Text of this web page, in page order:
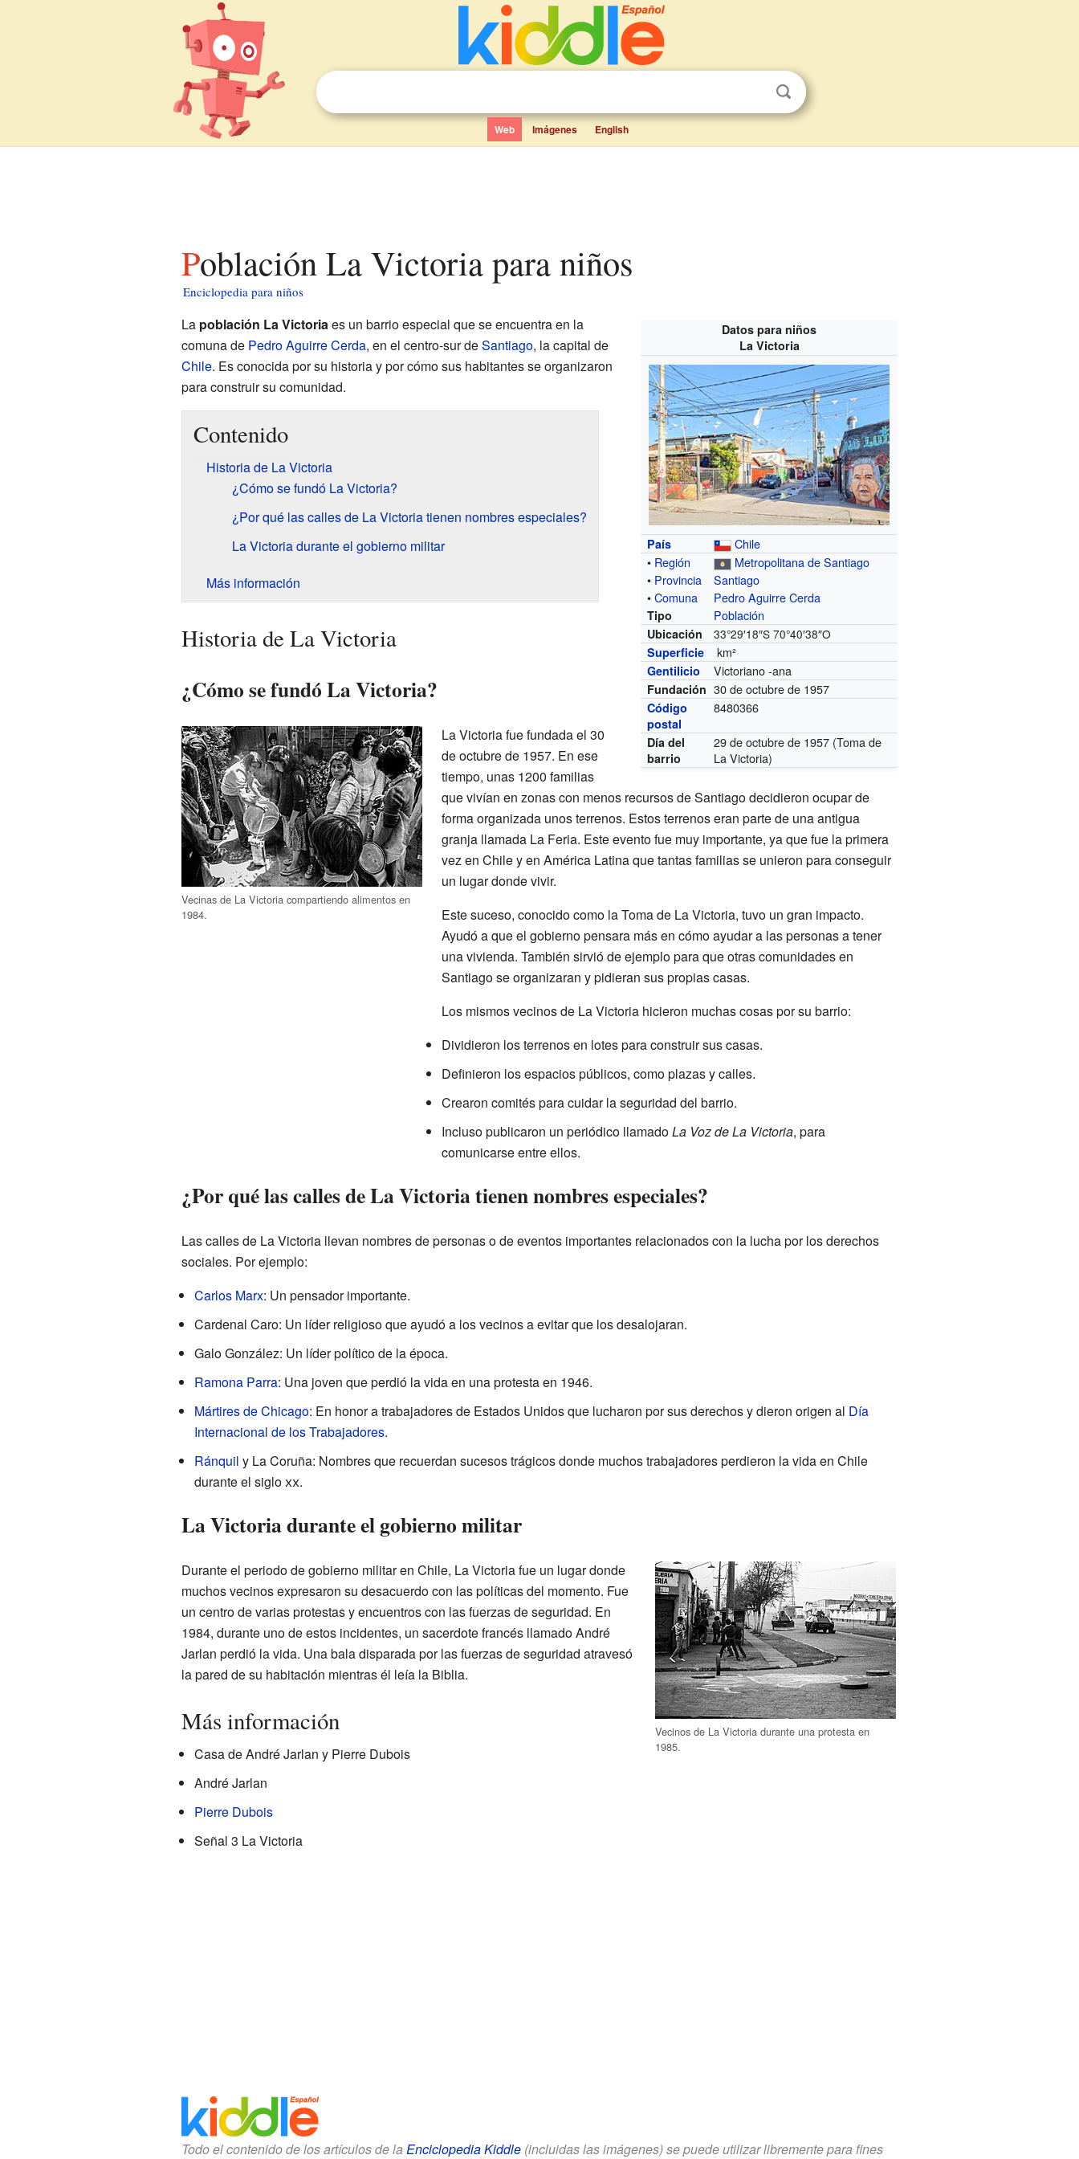
Web Imágenes English
Población La Victoria para niños
Enciclopedia para niños
Datos para niños
La Victoria
País
Chile
• Región
Metropolitana de Santiago
• Provincia
Santiago
•Comuna Pedro Aguirre Cerda
Tipo Población
Ubicación 33°29′18″S 70°40′38″O
Superficie
km²
Gentilicio Victoriano -ana
Fundación 30 de octubre de 1957
Código
postal
8480366
Día del
barrio
29 de octubre de 1957 (Toma de
La Victoria)
La población La Victoriaes un barrio especial que se encuentra en la
comuna de Pedro Aguirre Cerda, en el centro-sur deSantiago, la capital de
Chile. Es conocida por su historia y por cómo sus habitantes se organizaron
para construir su comunidad.
Contenido
Historia de La Victoria
¿Cómo se fundó La Victoria?
¿Por qué las calles de La Victoria tienen nombres especiales?
La Victoria durante el gobierno militar
Más información
Historia de La Victoria
¿Cómo se fundó La Victoria?
Vecinas de La Victoria compartiendo alimentos en
1984.
La Victoria fue fundada el 30
de octubre de 1957. En ese
tiempo, unas 1200 familias
que vivían en zonas con menos recursos de Santiago decidieron ocupar de
forma organizada unos terrenos. Estos terrenos eran parte de una antigua
granja llamada La Feria. Este evento fue muy importante, ya que fue la primera
vez en Chile y en América Latina que tantas familias se unieron para conseguir
un lugar donde vivir.
Este suceso, conocido como la Toma de La Victoria, tuvo un gran impacto.
Ayudó a que el gobierno pensara más en cómo ayudar a las personas a tener
una vivienda. También sirvió de ejemplo para que otras comunidades en
Santiago se organizaran y pidieran sus propias casas.
Los mismos vecinos de La Victoria hicieron muchas cosas por su barrio:
Dividieron los terrenos en lotes para construir sus casas.
Definieron los espacios públicos, como plazas y calles.
Crearon comités para cuidar la seguridad del barrio.
Incluso publicaron un periódico llamadoLa Voz de La Victoria, para
comunicarse entre ellos.
¿Por qué las calles de La Victoria tienen nombres especiales?
Las calles de La Victoria llevan nombres de personas o de eventos importantes relacionados con la lucha por los derechos
sociales. Por ejemplo:
Carlos Marx: Un pensador importante.
Cardenal Caro: Un líder religioso que ayudó a los vecinos a evitar que los desalojaran.
Galo González: Un líder político de la época.
Ramona Parra: Una joven que perdió la vida en una protesta en 1946.
Mártires de Chicago: En honor a trabajadores de Estados Unidos que lucharon por sus derechos y dieron origen al Día
Internacional de los Trabajadores.
Ránquil y La Coruña: Nombres que recuerdan sucesos trágicos donde muchos trabajadores perdieron la vida en Chile
durante el sigloxx.
La Victoria durante el gobierno militar
Vecinos de La Victoria durante una protesta en
1985.
Durante el periodo de gobierno militar en Chile, La Victoria fue un lugar donde
muchos vecinos expresaron su desacuerdo con las políticas del momento. Fue
un centro de varias protestas y encuentros con las fuerzas de seguridad. En
1984, durante uno de estos incidentes, un sacerdote francés llamado André
Jarlan perdió la vida. Una bala disparada por las fuerzas de seguridad atravesó
la pared de su habitación mientras él leía la Biblia.
Más información
Casa de André Jarlan y Pierre Dubois
André Jarlan
Pierre Dubois
Señal 3 La Victoria
Todo el contenido de los artículos de la Enciclopedia Kiddle(incluidas las imágenes) se puede utilizar libremente para fines